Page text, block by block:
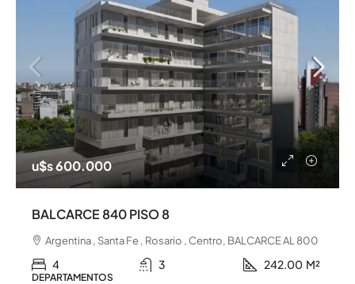
u$s 600.000
BALCARCE 840 PISO 8
Argentina , Santa Fe , Rosario , Centro, BALCARCE AL 800
4 3 242.00 M²
DEPARTAMENTOS